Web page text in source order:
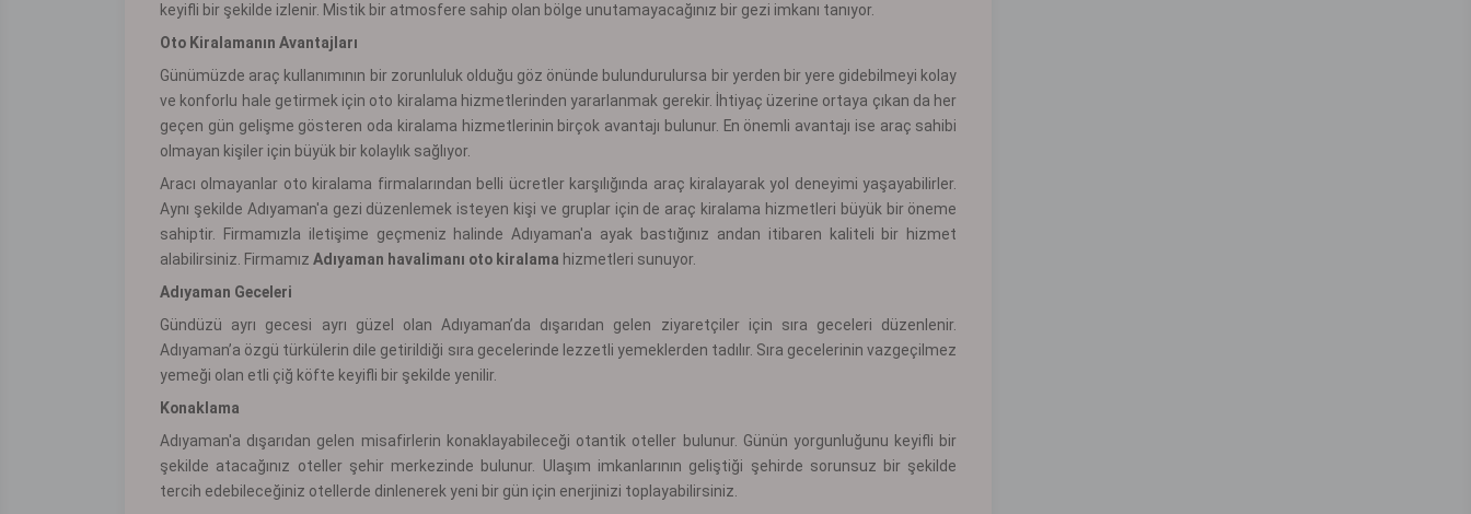
keyifli bir şekilde izlenir. Mistik bir atmosfere sahip olan bölge unutamayacağınız bir gezi imkanı tanıyor.
Oto Kiralamanın Avantajları
Günümüzde araç kullanımının bir zorunluluk olduğu göz önünde bulundurulursa bir yerden bir yere gidebilmeyi kolay
ve konforlu hale getirmek için oto kiralama hizmetlerinden yararlanmak gerekir. İhtiyaç üzerine ortaya çıkan da her
geçen gün gelişme gösteren oda kiralama hizmetlerinin birçok avantajı bulunur. En önemli avantajı ise araç sahibi
olmayan kişiler için büyük bir kolaylık sağlıyor.
Aracı olmayanlar oto kiralama firmalarından belli ücretler karşılığında araç kiralayarak yol deneyimi yaşayabilirler.
Aynı şekilde Adıyaman'a gezi düzenlemek isteyen kişi ve gruplar için de araç kiralama hizmetleri büyük bir öneme
sahiptir. Firmamızla iletişime geçmeniz halinde Adıyaman'a ayak bastığınız andan itibaren kaliteli bir hizmet
alabilirsiniz. Firmamız Adıyaman havalimanı oto kiralama hizmetleri sunuyor.
Adıyaman Geceleri
Gündüzü ayrı gecesi ayrı güzel olan Adıyaman’da dışarıdan gelen ziyaretçiler için sıra geceleri düzenlenir.
Adıyaman’a özgü türkülerin dile getirildiği sıra gecelerinde lezzetli yemeklerden tadılır. Sıra gecelerinin vazgeçilmez
yemeği olan etli çiğ köfte keyifli bir şekilde yenilir.
Konaklama
Adıyaman'a dışarıdan gelen misafirlerin konaklayabileceği otantik oteller bulunur. Günün yorgunluğunu keyifli bir
şekilde atacağınız oteller şehir merkezinde bulunur. Ulaşım imkanlarının geliştiği şehirde sorunsuz bir şekilde
tercih edebileceğiniz otellerde dinlenerek yeni bir gün için enerjinizi toplayabilirsiniz.